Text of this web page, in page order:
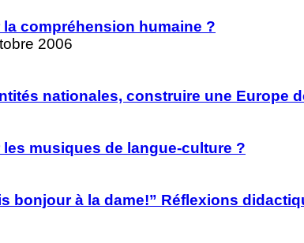
compréhension humaine ?
2006
nationales, construire une Europe
musiques de langue-culture ?
bonjour à la dame!” Réflexions